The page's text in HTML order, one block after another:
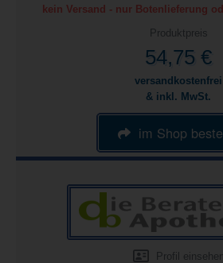
kein Versand - nur Botenlieferung
Produktpreis
54,75 €
versandkostenfrei
& inkl. MwSt.
im Shop
Profil einsehen